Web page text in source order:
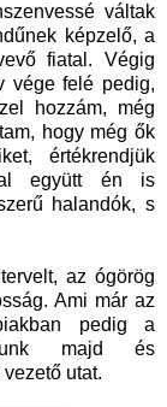
váltak
képzelő, a
fiatal. Végig
vége felé pedig,
hozzám, még
hogy még ők
értékrendjük
együtt én is
halandók, s
az ógörög
Ami már az
pedig a
majd és
utat.